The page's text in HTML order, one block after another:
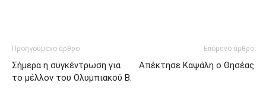
Προηγούμενο άρθρο
Σήμερα η συγκέντρωση για
το μέλλον του Ολυμπιακού Β.
Επόμενο άρθρο
Απέκτησε Καψάλη ο Θησέας